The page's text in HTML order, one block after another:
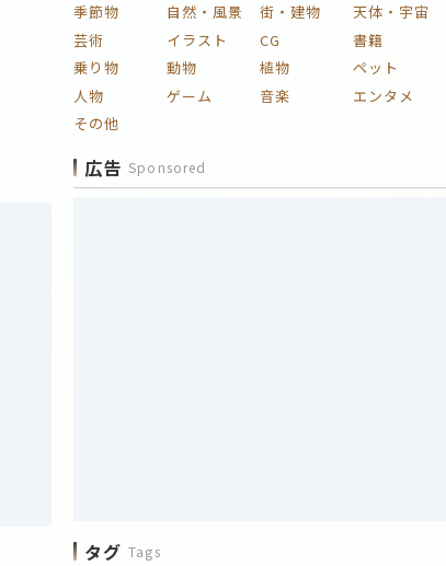
季節物
自然・風景 街・建物
天体・宇宙
芸術
イラスト CG
書籍
乗り物
動物 植物
ペット
人物
ゲーム 音楽
エンタメ
その他
広告 Sponsored
タグ Tags